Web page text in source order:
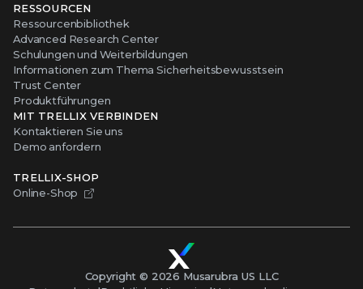
RESSOURCEN
Ressourcenbibliothek
Advanced Research Center
Schulungen und Weiterbildungen
Informationen zum Thema Sicherheitsbewusstsein
Trust Center
Produktführungen
MIT TRELLIX VERBINDEN
Kontaktieren Sie uns
Demo anfordern
TRELLIX-SHOP
Online-Shop
Copyright © 2026 Musarubra US LLC